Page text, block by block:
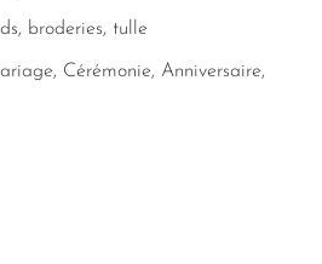
broderies, tulle
Cérémonie, Anniversaire,